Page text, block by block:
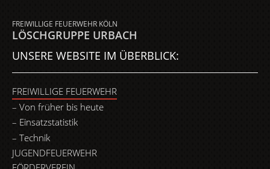
FREIWILLIGE FEUERWEHR KÖLN
LÖSCHGRUPPE URBACH
UNSERE WEBSITE IM ÜBERBLICK:
FREIWILLIGE FEUERWEHR
Von früher bis heute
Einsatzstatistik
Technik
JUGENDFEUERWEHR